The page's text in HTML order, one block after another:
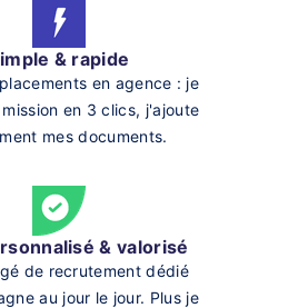
& rapide
en agence : je
en 3 clics, j'ajoute
mes documents.
& valorisé
de recrutement dédié
au jour le jour. Plus je